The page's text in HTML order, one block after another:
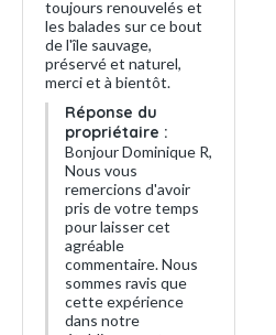
toujours renouvelés et
les balades sur ce bout
de l'île sauvage,
préservé et naturel,
merci et à bientôt.
Réponse du
propriétaire :
Bonjour Dominique R,
Nous vous
remercions d'avoir
pris de votre temps
pour laisser cet
agréable
commentaire. Nous
sommes ravis que
cette expérience
dans notre